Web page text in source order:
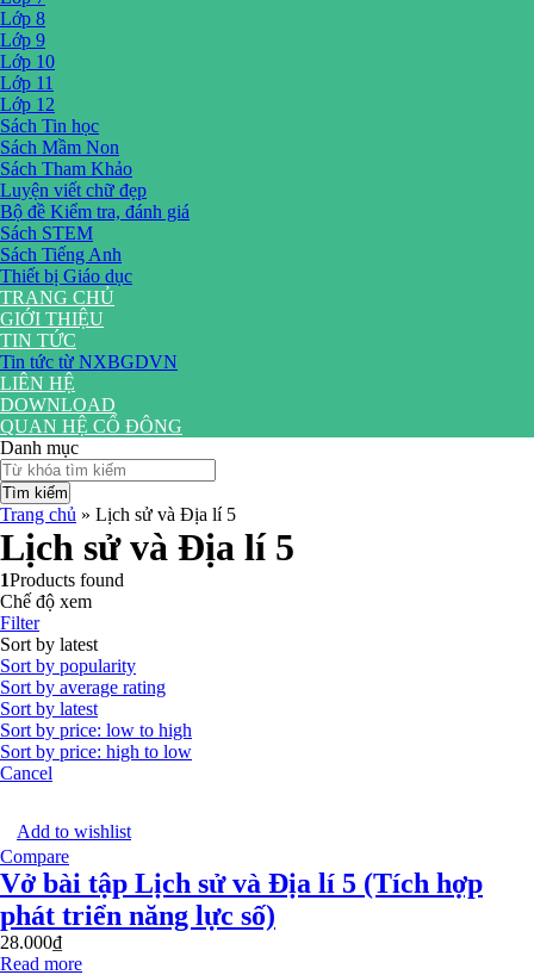
Lớp 8
Lớp 9
Lớp 10
Lớp 11
Lớp 12
Sách Tin học
Sách Mầm Non
Sách Tham Khảo
Luyện viết chữ đẹp
Bộ đề Kiểm tra, đánh giá
Sách STEM
Sách Tiếng Anh
Thiết bị Giáo dục
TRANG CHỦ
GIỚI THIỆU
TIN TỨC
Tin tức từ NXBGDVN
LIÊN HỆ
DOWNLOAD
QUAN HỆ CỔ ĐÔNG
Danh mục
Tìm kiếm
Trang chủ » Lịch sử và Địa lí 5
Lịch sử và Địa lí 5
1Products found
Chế độ xem
Filter
Sort by latest
Sort by popularity
Sort by average rating
Sort by latest
Sort by price: low to high
Sort by price: high to low
Cancel
Add to wishlist
Compare
Vở bài tập Lịch sử và Địa lí 5 (Tích hợp
phát triển năng lực số)
28.000₫
Read more